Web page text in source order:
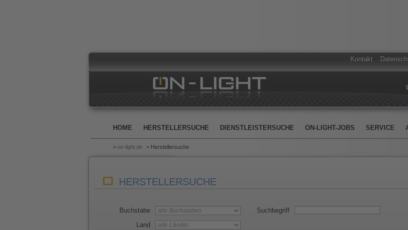
Kontakt
HOME HERSTELLERSUCHE DIENSTLEISTERSUCHE ON-LIGHT-JOBS SERVICE
> on-light.de > Herstellersuche
HERSTELLERSUCHE
Buchstabe
Land
Suchbegriff